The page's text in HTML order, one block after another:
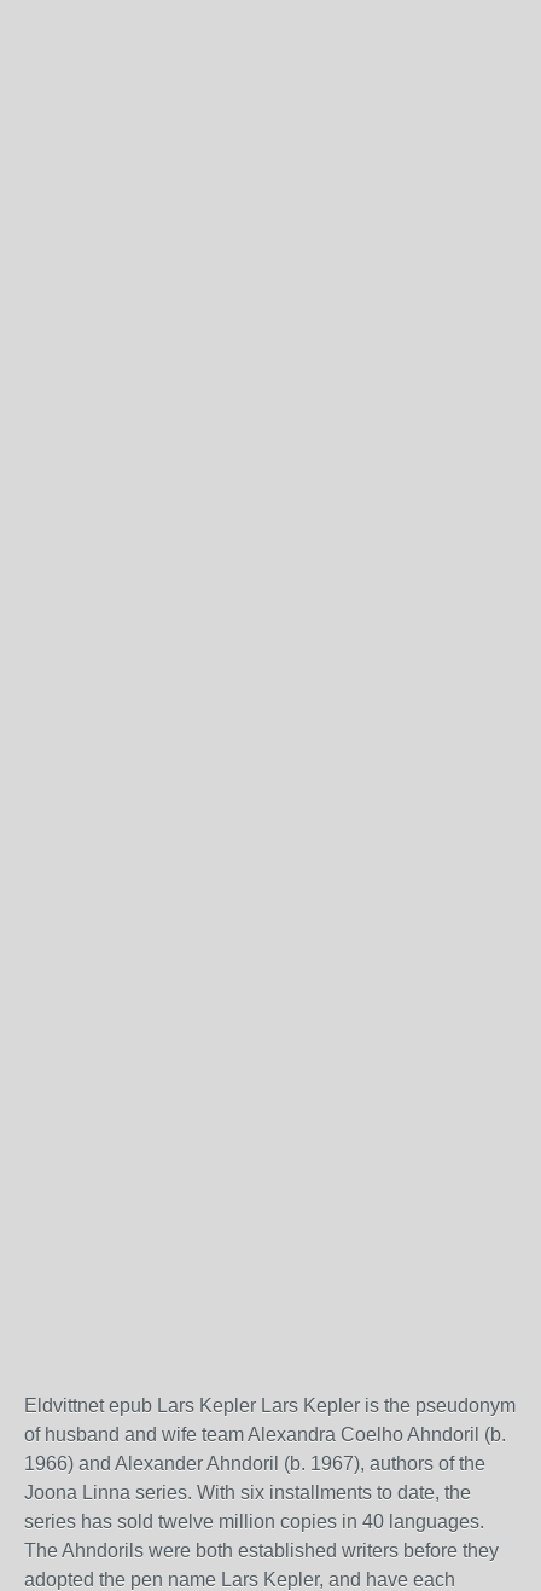
Eldvittnet epub Lars Kepler Lars Kepler is the pseudonym
of husband and wife team Alexandra Coelho Ahndoril (b.
1966) and Alexander Ahndoril (b. 1967), authors of the
Joona Linna series. With six installments to date, the
series has sold twelve million copies in 40 languages.
The Ahndorils were both established writers before they
adopted the pen name Lars Kepler, and have each